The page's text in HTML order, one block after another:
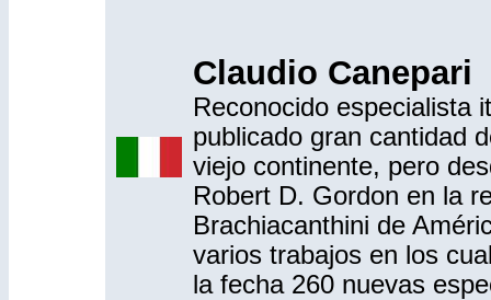
Claudio Canepari
Reconocido especialista
publicado gran cantidad
viejo continente, pero
Robert D. Gordon en la
Brachiacanthini de
varios trabajos en los
la fecha 260 nuevas